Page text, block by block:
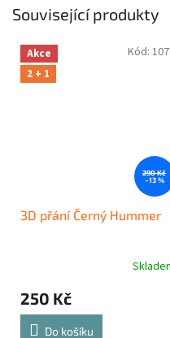
Související produkty
Akce
2 + 1
290 Kč
–13 %
3D přání Černý Hummer
250 Kč
Do košíku
Kód: